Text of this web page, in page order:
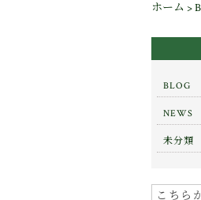
ホーム >
BLOG
NEWS
未分類